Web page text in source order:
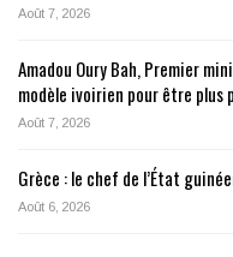
Août 7, 2026
Amadou Oury Bah, Premier
modèle ivoirien pour être plus
Août 7, 2026
Grèce : le chef de l’État
Août 6, 2026